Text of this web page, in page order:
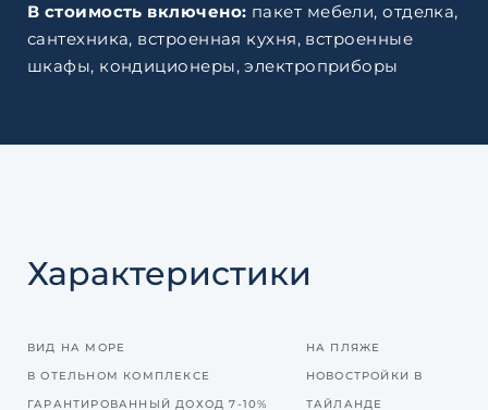
В стоимость включено: пакет мебели, отделка,
сантехника, встроенная кухня, встроенные
шкафы, кондиционеры, электроприборы
Характеристики
ВИД НА МОРЕ
В ОТЕЛЬНОМ КОМПЛЕКСЕ
ГАРАНТИРОВАННЫЙ ДОХОД 7-10%
НА ПЛЯЖЕ
НОВОСТРОЙКИ В
ТАЙЛАНДЕ